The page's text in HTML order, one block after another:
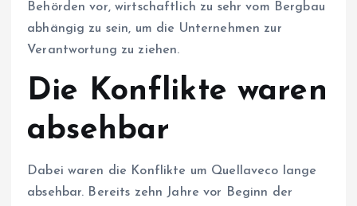
Behörden vor, wirtschaftlich zu sehr vom Bergbau
abhängig zu sein, um die Unternehmen zur
Verantwortung zu ziehen.
Die Konflikte waren
absehbar
Dabei waren die Konflikte um Quellaveco lange
absehbar. Bereits zehn Jahre vor Beginn der